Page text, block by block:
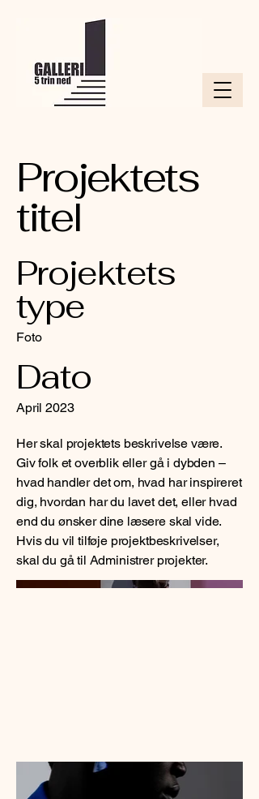
Projektets
titel
Projektets
type
Foto
Dato
April 2023
Her skal projektets beskrivelse være.
Giv folk et overblik eller gå i dybden –
hvad handler det om, hvad har inspireret
dig, hvordan har du lavet det, eller hvad
end du ønsker dine læsere skal vide.
Hvis du vil tilføje projektbeskrivelser,
skal du gå til Administrer projekter.